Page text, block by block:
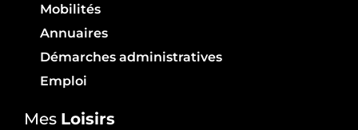
Mobilités
Annuaires
Démarches administratives
Emploi
Mes Loisirs